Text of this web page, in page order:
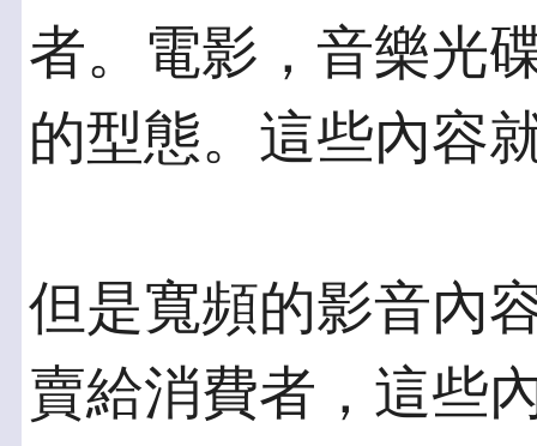
者。電影，音樂光
的型態。這些內容
但是寬頻的影音內
賣給消費者，這些